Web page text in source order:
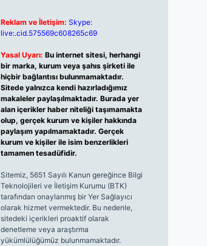
Reklam ve İletişim: Skype:
live:.cid.575569c608265c69
Yasal Uyarı: Bu internet sitesi, herhangi
bir marka, kurum veya şahıs şirketi ile
hiçbir bağlantısı bulunmamaktadır.
Sitede yalnızca kendi hazırladığımız
makaleler paylaşılmaktadır. Burada yer
alan içerikler haber niteliği taşımamakta
olup, gerçek kurum ve kişiler hakkında
paylaşım yapılmamaktadır. Gerçek
kurum ve kişiler ile isim benzerlikleri
tamamen tesadüfidir.
Sitemiz, 5651 Sayılı Kanun gereğince Bilgi
Teknolojileri ve İletişim Kurumu (BTK)
tarafından onaylanmış bir Yer Sağlayıcı
olarak hizmet vermektedir. Bu nedenle,
sitedeki içerikleri proaktif olarak
denetleme veya araştırma
yükümlülüğümüz bulunmamaktadır.